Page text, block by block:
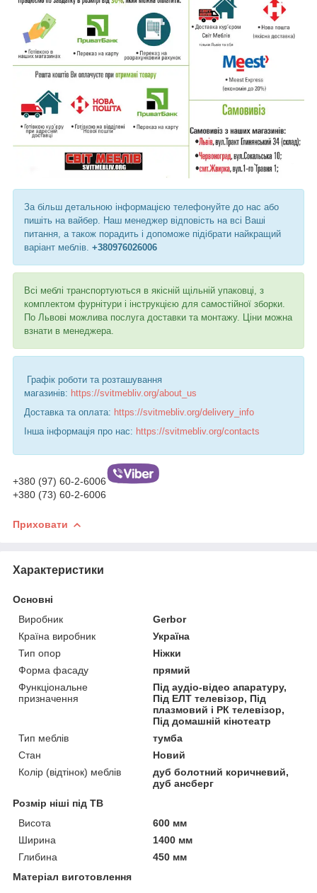
За більш детальною інформацією телефонуйте до нас або
пишіть на вайбер. Наш менеджер відповість на всі Ваші
питання, а також порадить і допоможе підібрати найкращий
варіант меблів. +380976026006
Всі меблі транспортуються в якісній щільній упаковці, з
комплектом фурнітури і інструкцією для самостійної зборки.
По Львові можлива послуга доставки та монтажу. Ціни можна
взнати в менеджера.
Графік роботи та розташування
магазинів: https://svitmebliv.org/about_us
Доставка та оплата: https://svitmebliv.org/delivery_info
Інша інформація про нас: https://svitmebliv.org/contacts
+380 (97) 60-2-6006
+380 (73) 60-2-6006
Приховати
Характеристики
Основні
Виробник
Gerbor
Країна виробник
Україна
Тип опор
Ніжки
Форма фасаду
прямий
Функціональне
призначення
Під аудіо-відео апаратуру,
Під ЕЛТ телевізор, Під
плазмовий і РК телевізор,
Під домашній кінотеатр
Тип меблів
тумба
Стан
Новий
Колір (відтінок) меблів
дуб болотний коричневий,
дуб ансберг
Розмір ніші під ТВ
Висота
600 мм
Ширина
1400 мм
Глибина
450 мм
Матеріал виготовлення